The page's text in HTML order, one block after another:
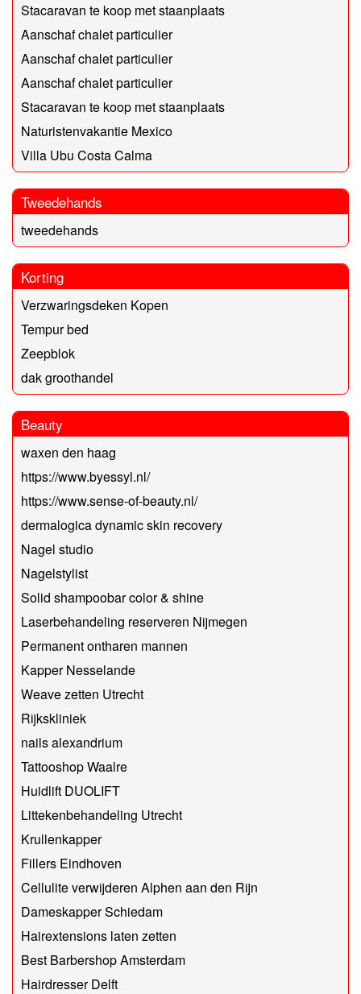
Stacaravan te koop met staanplaats
Aanschaf chalet particulier
Aanschaf chalet particulier
Aanschaf chalet particulier
Stacaravan te koop met staanplaats
Naturistenvakantie Mexico
Villa Ubu Costa Calma
Tweedehands
tweedehands
Korting
Verzwaringsdeken Kopen
Tempur bed
Zeepblok
dak groothandel
Beauty
waxen den haag
https://www.byessyl.nl/
https://www.sense-of-beauty.nl/
dermalogica dynamic skin recovery
Nagel studio
Nagelstylist
Solid shampoobar color & shine
Laserbehandeling reserveren Nijmegen
Permanent ontharen mannen
Kapper Nesselande
Weave zetten Utrecht
Rijkskliniek
nails alexandrium
Tattooshop Waalre
Huidlift DUOLIFT
Littekenbehandeling Utrecht
Krullenkapper
Fillers Eindhoven
Cellulite verwijderen Alphen aan den Rijn
Dameskapper Schiedam
Hairextensions laten zetten
Best Barbershop Amsterdam
Hairdresser Delft